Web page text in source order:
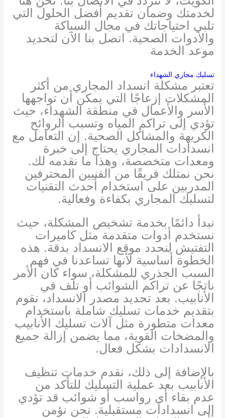
لخدمتك وضمان تقديم أفضل الحلول التي
تلبي احتياجاتك في مجال السباكة
والأدوات الصحية. اتصل بنا الآن لتحديد
موعد الخدمة
تسليك مجاري الشهداء
تعتبر مشكلة انسداد المجاري من أكثر
المشكلات إزعاجًا التي يمكن أن تواجهها
الأسر والأعمال في منطقة الشهداء، حيث
تؤدي إلى تراكم المياه وتسبب الروائح
الكريهة والمشاكل الصحية. إن التعامل مع
انسدادات المجاري يحتاج إلى خبرة
ومعدات متخصصة، وهذا ما نقدمه لك.
نحن نمتلك فريقًا من الفنيين المحترفين
المدربين على استخدام أحدث التقنيات
لتسليك المجاري بكفاءة وفعالية.
نبدأ دائمًا بخدمة تشخيص المشكلة، حيث
نستخدم أدوات متقدمة مثل كاميرات
التفتيش لنحدد موقع الانسداد بدقة. هذه
الخطوة أساسية لأنها تساعدنا في فهم
السبب الجذري للمشكلة، سواء كان الأمر
ناتجًا عن تراكم الشوائب أو تلف في
الأنابيب. بعد تحديد مصدر الانسداد، نقوم
بتقديم خدمات تسليك شاملة باستخدام
معدات متطورة مثل آلات تسليك الأنابيب
والمضخات القوية، مما يضمن إزالة جميع
الانسدادات بشكل فعال.
بالإضافة إلى ذلك، نقدم خدمات تنظيف
الأنابيب بعد عملية التسليك للتأكد من
عدم بقاء أي رواسب أو شوائب قد تؤدي
إلى انسدادات مستقبلية. نحن نؤمن